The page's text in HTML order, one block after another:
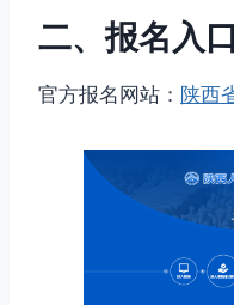
二、报名入
官方报名网站： 陕西